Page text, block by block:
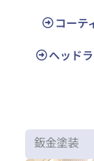
コーテ
ヘッド
鈑金塗装